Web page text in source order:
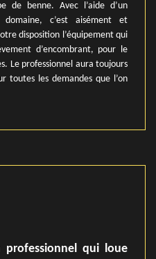
de benne. Avec l’aide d’un
c’est aisément et
disposition l’équipement qui
d’encombrant, pour le
Le professionnel aura toujours
toutes les demandes que l’on
qui loue